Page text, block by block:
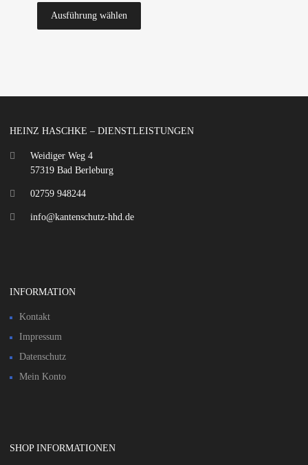
Ausführung wählen
HEINZ HASCHKE – DIENSTLEISTUNGEN
Weidiger Weg 4
57319 Bad Berleburg
02759 948244
info@kantenschutz-hhd.de
INFORMATION
Kontakt
Impressum
Datenschutz
Mein Konto
SHOP INFORMATIONEN